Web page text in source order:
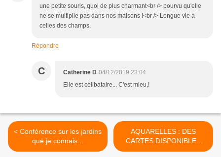
une petite souris, quoi de plus charmant<br /> pourvu qu'elle
ne se multiplie pas dans nos maisons !<br /> Longue vie à
celles des champs.
Répondre
C Catherine D 04/12/2019 23:04
Elle est célibataire... C'est mieu,!
< Conférence sur les jardins
que je connais...
AQUARELLES : DES
CARTES DISPONIBLES
mise à jour décembre 2019